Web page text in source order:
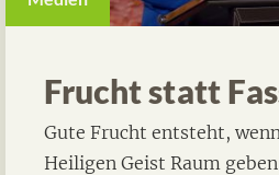
Frucht statt
Gute Frucht entsteht,
Heiligen Geist Raum